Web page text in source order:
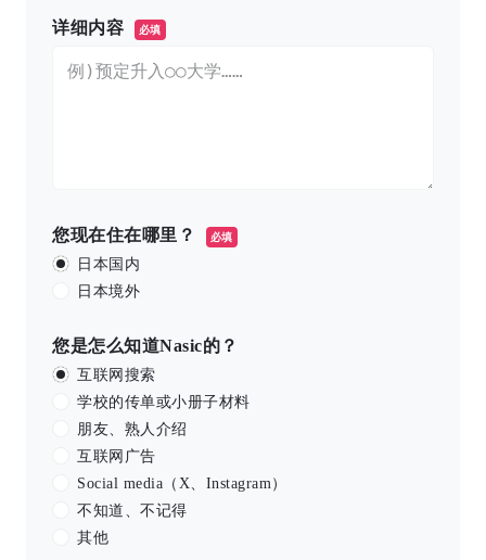
详细内容 必填
您现在住在哪里？ 必填
日本国内
日本境外
您是怎么知道Nasic的？
互联网搜索
学校的传单或小册子材料
朋友、熟人介绍
互联网广告
Social media（X、Instagram）
不知道、不记得
其他